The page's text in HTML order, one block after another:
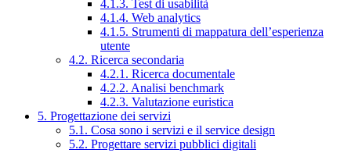
4.1.3. Test di usabilità
4.1.4. Web analytics
4.1.5. Strumenti di mappatura dell’esperienza
utente
4.2. Ricerca secondaria
4.2.1. Ricerca documentale
4.2.2. Analisi benchmark
4.2.3. Valutazione euristica
5. Progettazione dei servizi
5.1. Cosa sono i servizi e il service design
5.2. Progettare servizi pubblici digitali